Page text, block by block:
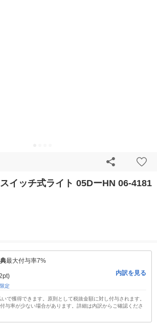
イッチ式ライト 05DーHN 06-4181
最大付与率7%
定
内訳を見る
で獲得できます。原則として税抜金額に対し付与されます。
与率が少ない場合があります。詳細は内訳からご確認くださ